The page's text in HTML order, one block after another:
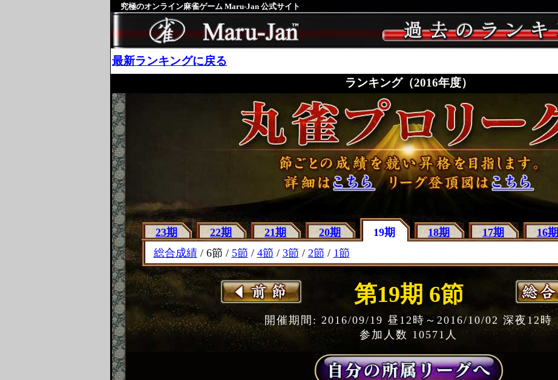
究極のオンライン麻雀ゲーム Maru-Jan 公式サイト
最新ランキングに戻る
ランキング（2016年度）
23期 22期 21期 20期 19期 18期 17期 16期
総合成績/ 6節 / 5節 / 4節 / 3節 / 2節 / 1節
第19期 6節
開催期間: 2016/09/19 昼12時～2016/10/02 深夜12時
参加人数 10571人